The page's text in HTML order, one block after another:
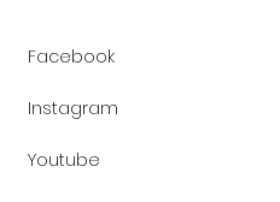
Facebook
Instagram
Youtube